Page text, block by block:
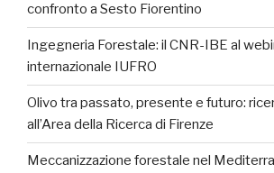
confronto a Sesto Fiorentino
Ingegneria Forestale: il CNR-IBE al
internazionale IUFRO
Olivo tra passato, presente e futuro:
all’Area della Ricerca di Firenze
Meccanizzazione forestale nel